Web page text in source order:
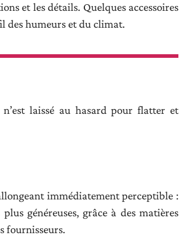
et les détails. Quelques accessoires
des humeurs et du climat.
laissé au hasard pour flatter et
immédiatement perceptible :
généreuses, grâce à des matières
fournisseurs.